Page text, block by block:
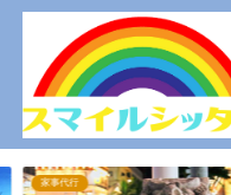
家事代行